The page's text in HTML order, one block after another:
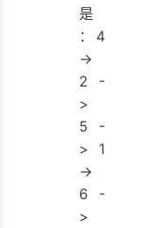
是
：4
->
2 -
>
5 -
> 1
->
6 -
>